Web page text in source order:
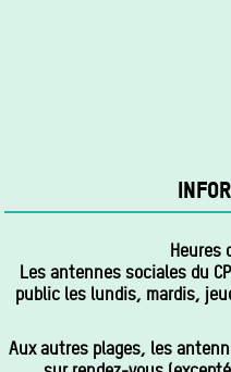
Heures
Les antennes sociales du
public les lundis, mardis,
Aux autres plages, les